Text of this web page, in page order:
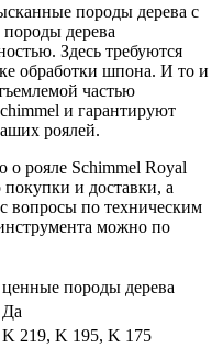
породы дерева с
дерева
Здесь требуются
обработки шпона. И то и
частью
и гарантируют
роялей.
рояле Schimmel Royal
и доставки, а
вопросы по техническим
можно по
ценные породы дерева
Да
K 219, K 195, K 175